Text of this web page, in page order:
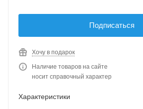
Подписаться
Хочу в подарок
Наличие товаров на сайте
носит справочный характер
Характеристики